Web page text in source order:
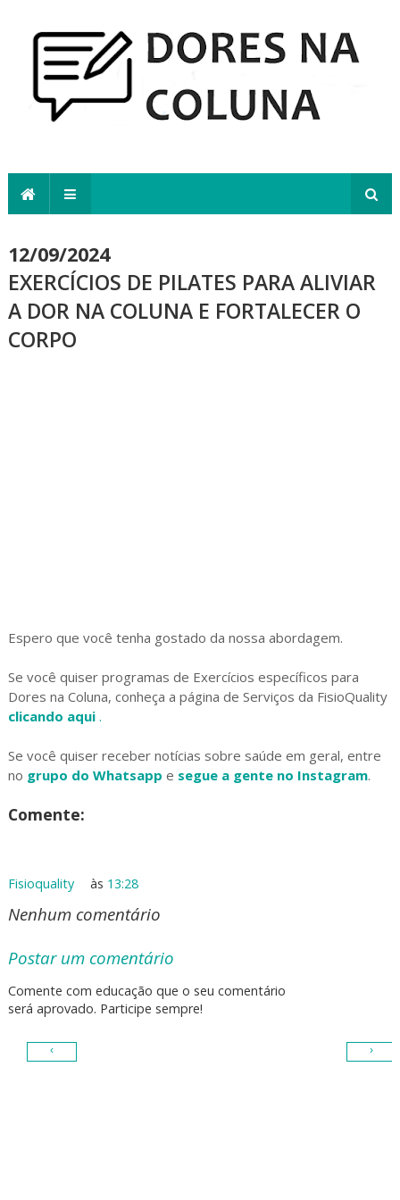
12/09/2024
EXERCÍCIOS DE PILATES PARA ALIVIAR
A DOR NA COLUNA E FORTALECER O
CORPO
Espero que você tenha gostado da nossa abordagem.
Se você quiser programas de Exercícios específicos para
Dores na Coluna, conheça a página de Serviços da FisioQuality
clicando aqui .
Se você quiser receber notícias sobre saúde em geral, entre
no grupo do Whatsapp e segue a gente no Instagram.
Comente:
Fisioquality às 13:28
Nenhum comentário
Postar um comentário
Comente com educação que o seu comentário
será aprovado. Participe sempre!
‹ ›